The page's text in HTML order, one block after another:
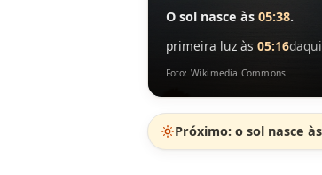
O sol nasce às 05:38.
primeira luz às 05:16
Foto: Wikimedia Commons
Próximo: o sol nasce